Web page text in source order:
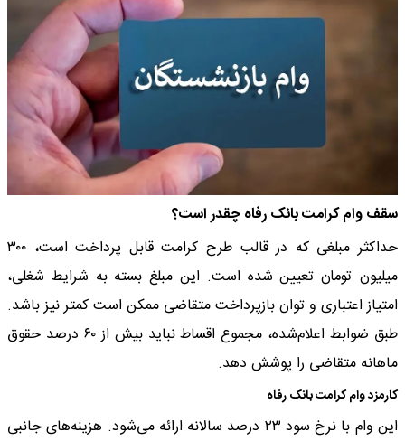
سقف وام کرامت بانک رفاه چقدر است؟
حداکثر مبلغی که در قالب طرح کرامت قابل پرداخت است، ۳۰۰
میلیون تومان تعیین شده است. این مبلغ بسته به شرایط شغلی،
امتیاز اعتباری و توان بازپرداخت متقاضی ممکن است کمتر نیز باشد.
طبق ضوابط اعلام‌شده، مجموع اقساط نباید بیش از ۶۰ درصد حقوق
ماهانه متقاضی را پوشش دهد.
کارمزد وام کرامت بانک رفاه
این وام با نرخ سود ۲۳ درصد سالانه ارائه می‌شود. هزینه‌های جانبی